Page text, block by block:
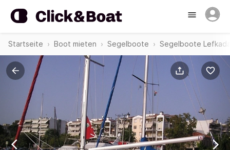
Startseite Boot mieten Segelboote Segelboote